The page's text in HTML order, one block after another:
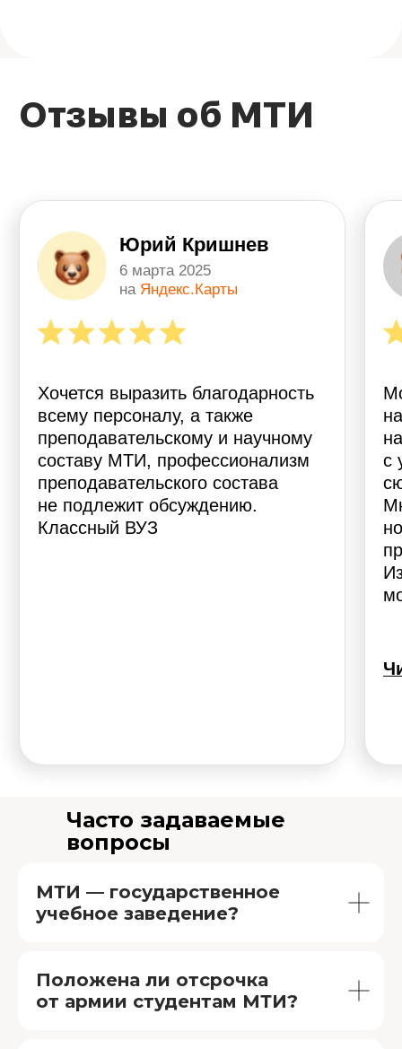
Часто задаваемые
вопросы
МТИ — государственное
учебное заведение?
Положена ли отсрочка
от армии студентам МТИ?